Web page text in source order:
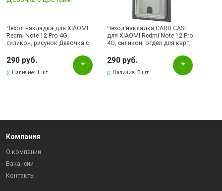
Чехол накладка для XIAOMI
Redmi Note 12 Pro 4G,
силикон, рисунок Девочка с
290 руб.
Наличие: 1 шт.
Чехол накладка CARD CASE
для XIAOMI Redmi Note 12 Pro
4G, силикон, отдел для карт,
290 руб.
Наличие: 3 шт.
Компания
О компании
Вакансии
Контакты